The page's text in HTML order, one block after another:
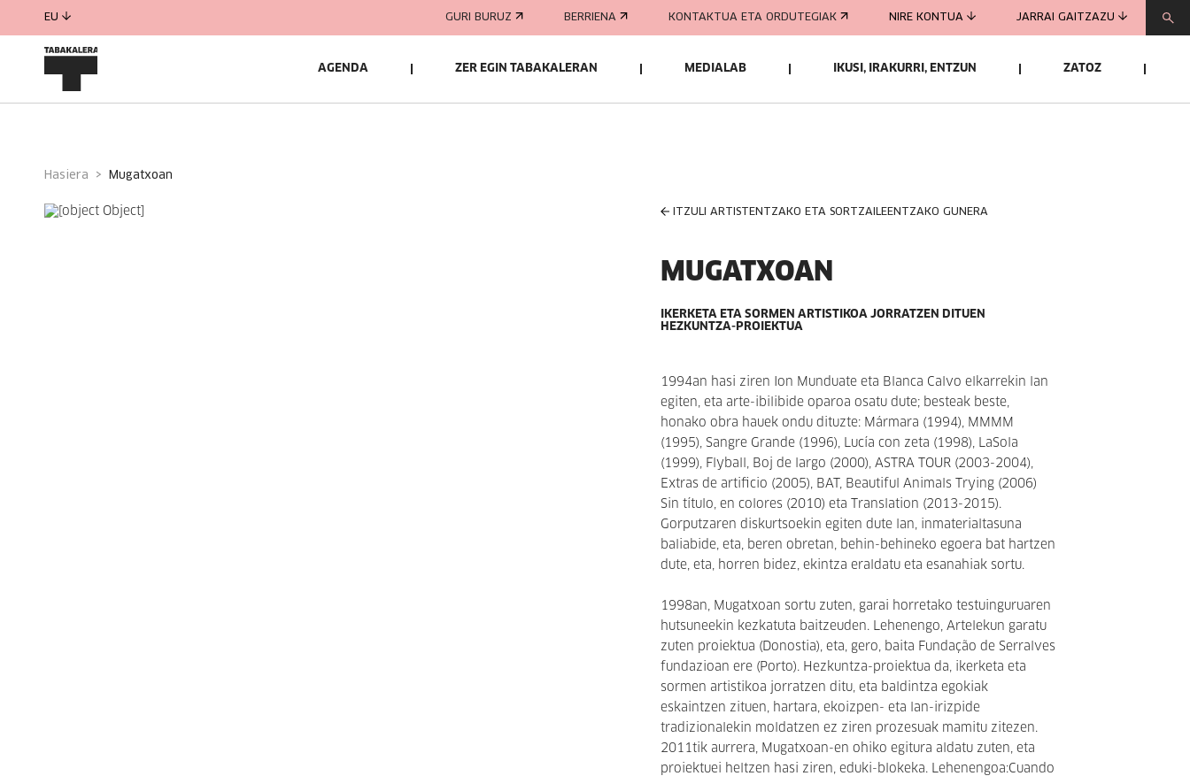
EU GURI BURUZ BERRIENA KONTAKTUA ETA ORDUTEGIAK NIRE KONTUA JARRAI GAITZAZU
AGENDA ZER EGIN TABAKALERAN MEDIALAB IKUSI, IRAKURRI, ENTZUN ZATOZ
Hasiera mugatxoan
ITZULI ARTISTENTZAKO ETA SORTZAILEENTZAKO GUNERA
MUGATXOAN
IKERKETA ETA SORMEN ARTISTIKOA JORRATZEN DITUEN
HEZKUNTZA-PROIEKTUA
1994an hasi ziren Ion Munduate eta Blanca Calvo elkarrekin lan
egiten, eta arte-ibilibide oparoa osatu dute; besteak beste,
honako obra hauek ondu dituzte: Mármara (1994), MMMM
(1995), Sangre Grande (1996), Lucía con zeta (1998), LaSola
(1999), Flyball, Boj de largo (2000), ASTRA TOUR (2003-2004),
Extras de artificio (2005), BAT, Beautiful Animals Trying (2006)
Sin título, en colores (2010) eta Translation (2013-2015).
Gorputzaren diskurtsoekin egiten dute lan, inmaterialtasuna
baliabide, eta, beren obretan, behin-behineko egoera bat hartzen
dute, eta, horren bidez, ekintza eraldatu eta esanahiak sortu.
1998an, Mugatxoan sortu zuten, garai horretako testuinguruaren
hutsuneekin kezkatuta baitzeuden. Lehenengo, Artelekun garatu
zuten proiektua (Donostia), eta, gero, baita Fundação de Serralves
fundazioan ere (Porto). Hezkuntza-proiektua da, ikerketa eta
sormen artistikoa jorratzen ditu, eta baldintza egokiak
eskaintzen zituen, hartara, ekoizpen- eta lan-irizpide
tradizionalekin moldatzen ez ziren prozesuak mamitu zitezen.
2011tik aurrera, Mugatxoan-en ohiko egitura aldatu zuten, eta
proiektuei heltzen hasi ziren, eduki-blokeka. Lehenengoa:Cuando